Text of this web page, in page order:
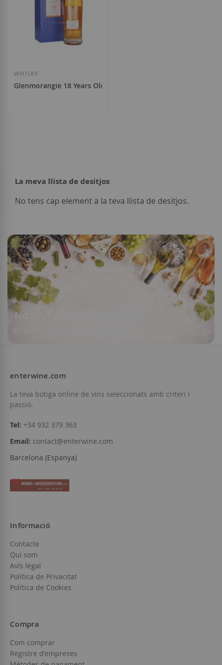
WHISKY
Glenmorangie 18 Years Old
La meva llista de desitjos
No tens cap element a la teva llista de desitjos.
No saps quin vi escollir?
enterwine.com
La teva botiga online de vins seleccionats amb criteri i
passió.
Tel: +34 932 379 363
Email: contact@enterwine.com
Barcelona (Espanya)
Informació
Contacte
Qui som
Avís legal
Política de Privacitat
Política de Cookies
Compra
Com comprar
Registre d'empreses